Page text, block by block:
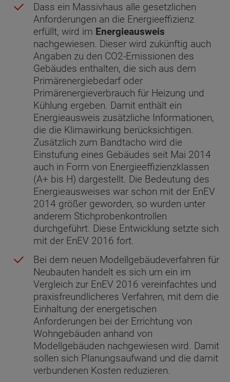
Dass ein Massivhaus alle gesetzlichen
Anforderungen an die Energieeffizienz
erfüllt, wird im Energieausweis
nachgewiesen. Dieser wird zukünftig auch
Angaben zu den CO2-Emissionen des
Gebäudes enthalten, die sich aus dem
Primärenergiebedarf oder
Primärenergieverbrauch für Heizung und
Kühlung ergeben. Damit enthält ein
Energieausweis zusätzliche Informationen,
die die Klimawirkung berücksichtigen.
Zusätzlich zum Bandtacho wird die
Einstufung eines Gebäudes seit Mai 2014
auch in Form von Energieeffizienzklassen
(A+ bis H) dargestellt. Die Bedeutung des
Energieausweises war schon mit der EnEV
2014 größer geworden, so wurden unter
anderem Stichprobenkontrollen
durchgeführt. Diese Entwicklung setzte sich
mit der EnEV 2016 fort.
Bei dem neuen Modellgebäudeverfahren für
Neubauten handelt es sich um ein im
Vergleich zur EnEV 2016 vereinfachtes und
praxisfreundlicheres Verfahren, mit dem die
Einhaltung der energetischen
Anforderungen bei der Errichtung von
Wohngebäuden anhand von
Modellgebäuden nachgewiesen wird. Damit
sollen sich Planungsaufwand und die damit
verbundenen Kosten reduzieren.